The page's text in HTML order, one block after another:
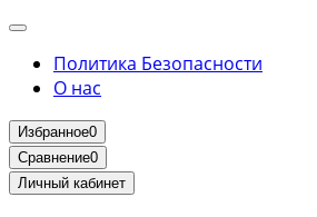
Политика Безопасности
О нас
Избранное0
Сравнение0
Личный кабинет